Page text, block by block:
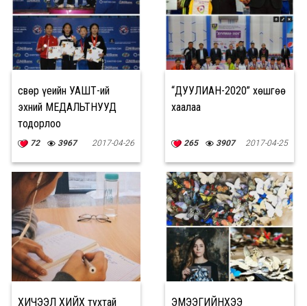
Өсвөр үеийн УАШТ-ий
эхний МЕДАЛЬТНУУД
тодорлоо
72 3967 2017-04-26
“ДУУЛИАН-2020” хөшгөө
хаалаа
265 3907 2017-04-25
ХИЧЭЭЛ ХИЙХ тухтай
ЭМЭЭГИЙНХЭЭ